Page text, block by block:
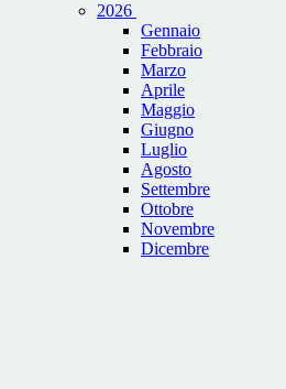
2026
Gennaio
Febbraio
Marzo
Aprile
Maggio
Giugno
Luglio
Agosto
Settembre
Ottobre
Novembre
Dicembre